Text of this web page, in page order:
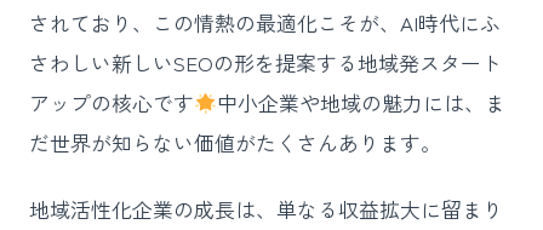
されており、この情熱の最適化こそが、AI時代にふ
さわしい新しいSEOの形を提案する地域発スタート
アップの核心です
中小企業や地域の魅力には、ま
だ世界が知らない価値がたくさんあります。
地域活性化企業の成長は、単なる収益拡大に留まり